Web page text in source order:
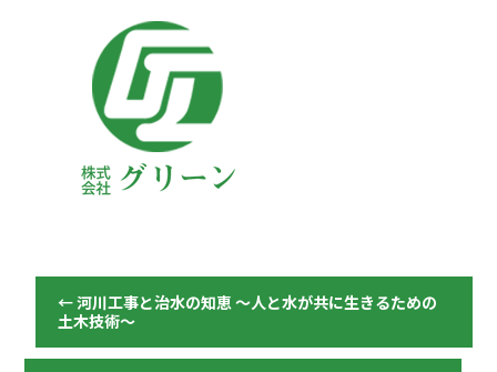
←河川工事と治水の知恵 ～人と水が共に生きるための
土木技術～